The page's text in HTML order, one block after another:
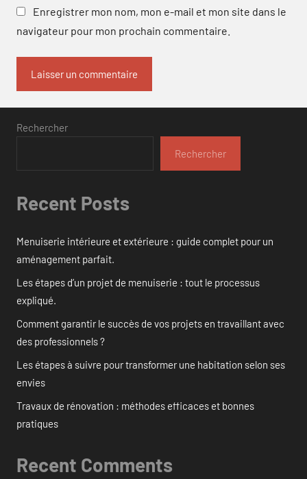
Enregistrer mon nom, mon e-mail et mon site dans le
navigateur pour mon prochain commentaire.
Rechercher
Rechercher
Recent Posts
Menuiserie intérieure et extérieure : guide complet pour un
aménagement parfait.
Les étapes d’un projet de menuiserie : tout le processus
expliqué.
Comment garantir le succès de vos projets en travaillant avec
des professionnels ?
Les étapes à suivre pour transformer une habitation selon ses
envies
Travaux de rénovation : méthodes efficaces et bonnes
pratiques
Recent Comments